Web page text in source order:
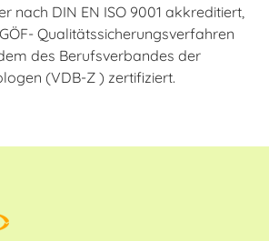
nach DIN EN ISO 9001 akkreditiert,
Qualitätssicherungsverfahren
des Berufsverbandes der
(VDB-Z ) zertifiziert.